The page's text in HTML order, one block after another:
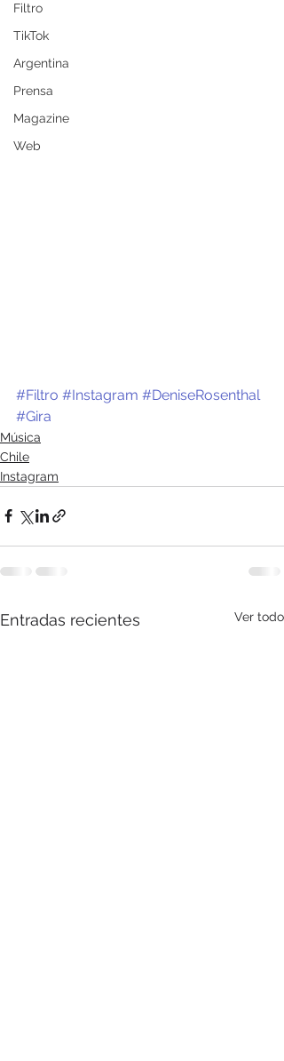
Filtro
TikTok
Argentina
Prensa
Magazine
Web
#Filtro #Instagram #DeniseRosenthal
#Gira
Música
Chile
Instagram
Entradas recientes Ver todo